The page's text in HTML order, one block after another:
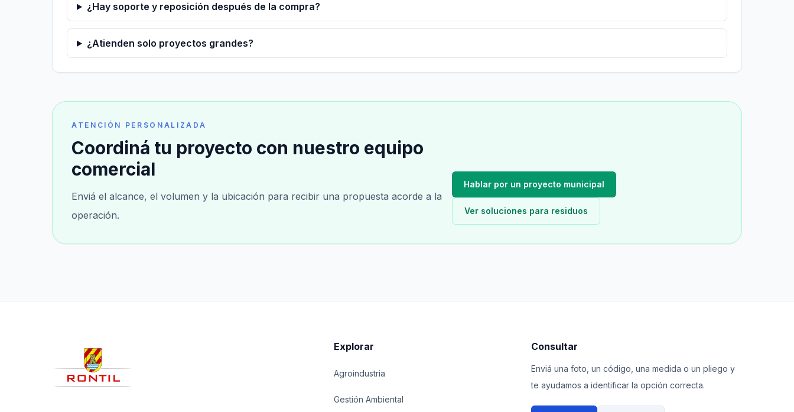
¿Hay soporte y reposición después de la compra?
¿Atienden solo proyectos grandes?
ATENCIÓN PERSONALIZADA
Coordiná tu proyecto con nuestro equipo
comercial
Enviá el alcance, el volumen y la ubicación para recibir una propuesta acorde a la
operación.
Hablar por un proyecto municipal
Ver soluciones para residuos
Explorar
Agroindustria
Gestión Ambiental
Consultar
Enviá una foto, un código, una medida o un pliego y
te ayudamos a identificar la opción correcta.